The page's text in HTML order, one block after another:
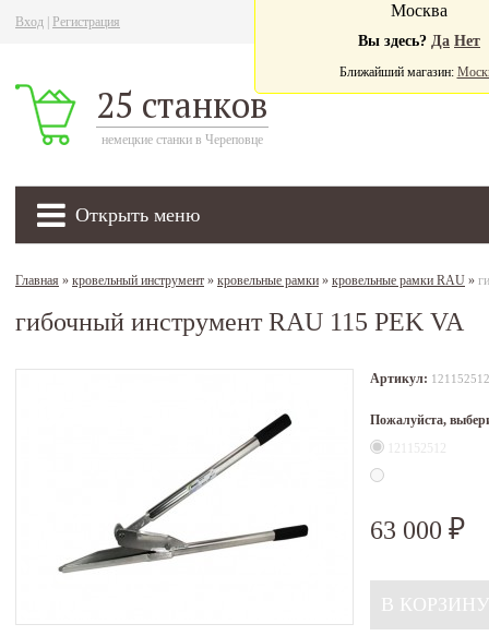
Вход Регистрация
25 станков
немецкие станки в Череповце
Открыть меню
Москва
Вы здесь? Да Нет
Ближайший магазин:
Главная » кровельный инструмент » кровельные рамки » кровельные рамки RAU »
гибочный инструмент RAU 115 PEK VA
Артикул: 121152512
Пожалуйста,
121152512
63 000 ₽